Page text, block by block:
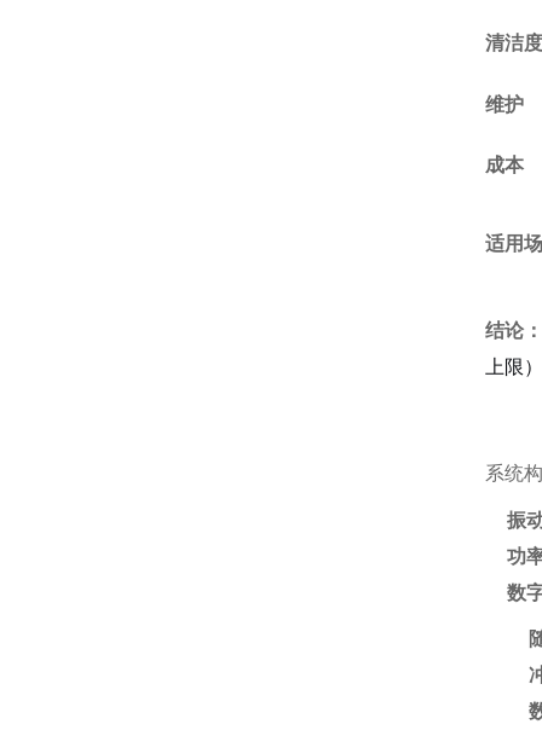
清洁度
维护
成本
适用
结论
上限
系统
振
功
数